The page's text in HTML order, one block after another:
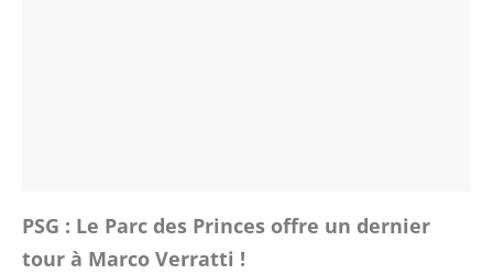
PSG : Le Parc des Princes offre un dernier
tour à Marco Verratti !